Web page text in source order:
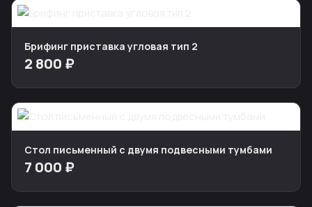
Брифинг приставка угловая тип 2
2 800 ₽
Стол письменный с двумя подвесными тумбами
7 000 ₽